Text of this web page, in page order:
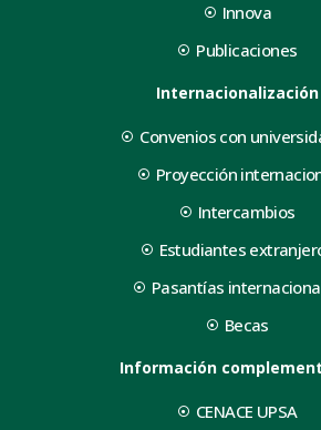
Innova
Publicaciones
Internacionalización
Convenios con
Proyección
Intercambios
Estudiantes
Pasantías
Becas
Información
CENACE UPSA